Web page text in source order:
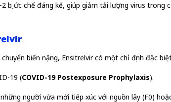
2 bị ức chế đáng kể, giúp giảm tải lượng virus
biến nặng, Ensitrelvir có một chỉ định đặc
19 (COVID-19 Postexposure Prophylaxis).
người vừa mới tiếp xúc với nguồn lây (F0)